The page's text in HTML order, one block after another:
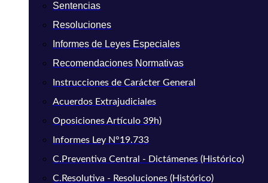
Sentencias
Resoluciones
Informes de Leyes Especiales
Recomendaciones Normativas
Instrucciones de Carácter General
Acuerdos Extrajudiciales
Oposiciones Artículo 39h)
Informes Ley N°19.733
C.Preventiva Central - Dictámenes (Histórico)
C.Resolutiva - Resoluciones (Histórico)